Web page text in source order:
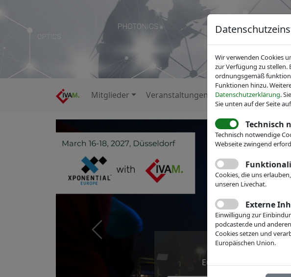
Mitglieder Veranstaltungen News
Europäische
Previous
Wir verwenden Cookies
zur Verfügung zu stellen.
ordnungsgemäß
Funktionen hinzu.
Datenschutzerklärung.
Sie unten auf der Seite
Technisch
Technisch notwendige
Webseite zwingend
Cookies, die uns
unseren Livechat.
Externe
Einwilligung zur
podcaster.de und
Cookies setzen und
Europäischen Union.